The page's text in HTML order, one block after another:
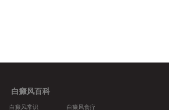
白癜风百科
白癜风常识 白癜风食疗